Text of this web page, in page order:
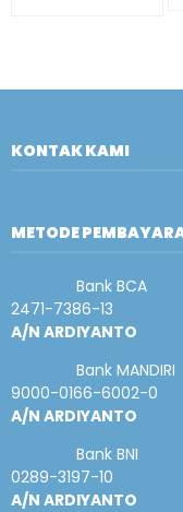
KONTAK KAMI
METODE
Bank BCA
2471-7386-13
A/N ARDIYANTO
Bank MANDIRI
9000-0166-6002-0
A/N ARDIYANTO
Bank BNI
0289-3197-10
A/N ARDIYANTO